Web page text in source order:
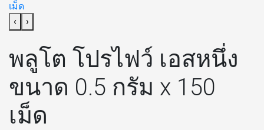
‹ ›
พลูโต โปรไฟว์ เอสหนึ่ง
ขนาด 0.5 กรัม x 150
เม็ด